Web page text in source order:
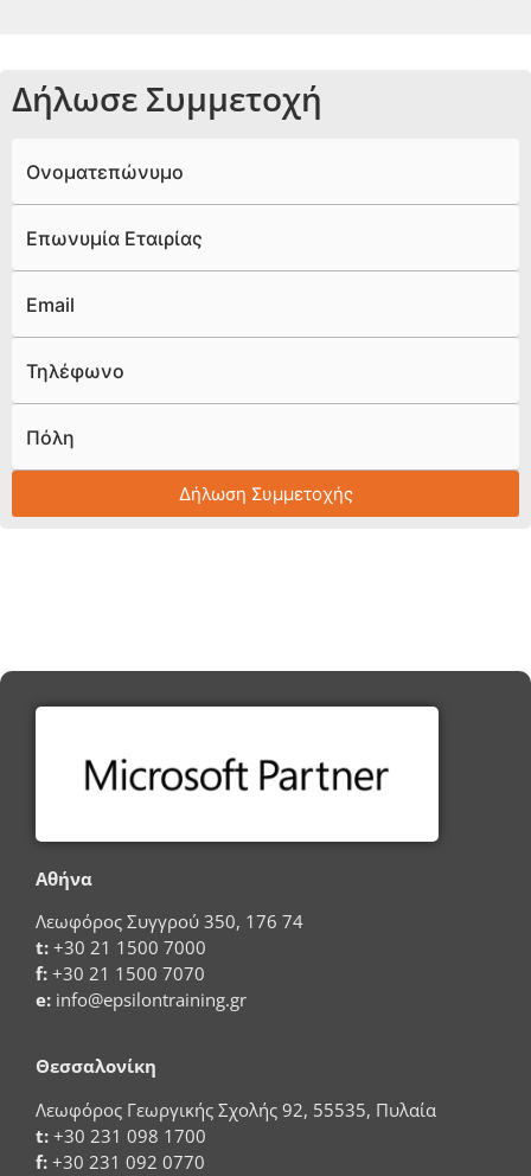
Δήλωσε Συμμετοχή
Ονοματεπώνυμο
Επωνυμία Εταιρίας
Email
Τηλέφωνο
Πόλη
Δήλωση Συμμετοχής
Αθήνα
Λεωφόρος Συγγρού 350, 176 74
t: +30 21 1500 7000
f: +30 21 1500 7070
e: info@epsilontraining.gr
Θεσσαλονίκη
Λεωφόρος Γεωργικής Σχολής 92, 55535, Πυλαία
t: +30 231 098 1700
f: +30 231 092 0770